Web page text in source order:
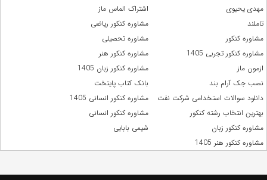
مهدی یحیوی
اشتراک الماس ماز
تاملند
مشاوره کنکور ریاضی
مشاوره کنکور
مشاوره تحصیلی
مشاوره کنکور تجربی 1405
مشاوره کنکور هنر
ازمون ماز
مشاوره کنکور زبان 1405
نصب جک آرام بند
بانک کتاب پایتخت
دانلود سوالات استخدامی شرکت نفت
مشاوره کنکور انسانی 1405
بهترین انتخاب رشته کنکور
مشاوره کنکور انسانی
مشاوره کنکور زبان
شیمی بابایی
مشاوره کنکور هنر 1405